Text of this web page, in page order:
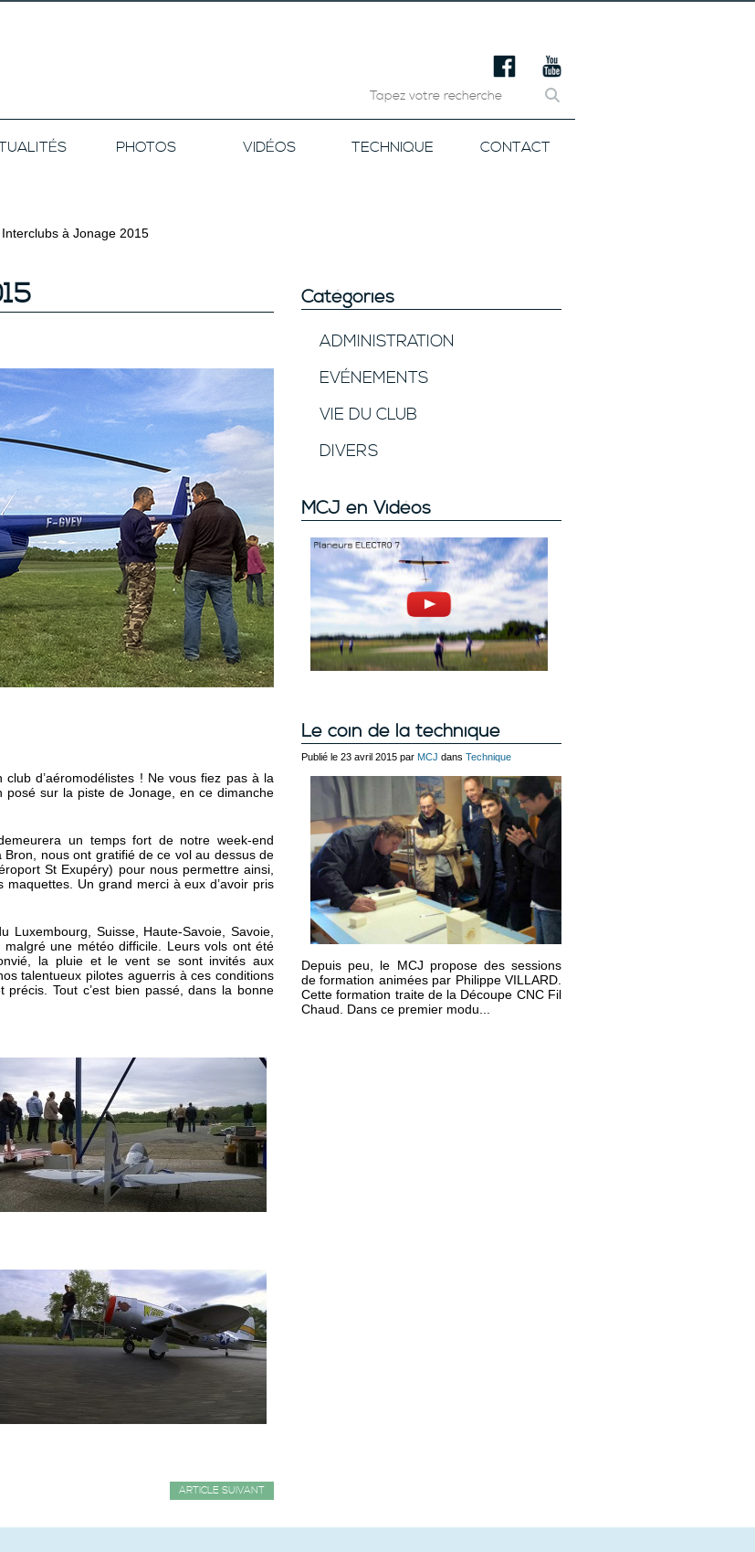
PHOTOS VIDÉOS TECHNIQUE CONTACT
Interclubs à Jonage 2015
d’aéromodélistes ! Ne vous fiez pas à la
posé sur la piste de Jonage, en ce dimanche
un temps fort de notre week-end
nous ont gratifié de ce vol au dessus de
St Exupéry) pour nous permettre ainsi,
Un grand merci à eux d’avoir pris
Suisse, Haute-Savoie, Savoie,
une météo difficile. Leurs vols ont été
la pluie et le vent se sont invités aux
talentueux pilotes aguerris à ces conditions
Tout c’est bien passé, dans la bonne
ARTICLE SUIVANT
Catégories
ADMINISTRATION
EVÉNEMENTS
VIE DU CLUB
DIVERS
MCJ en Vidéos
Le coin de la technique
Publié le 23 avril 2015 par MCJ dans Technique
Depuis peu, le MCJ propose des sessions
de formation animées par Philippe VILLARD.
Cette formation traite de la Découpe CNC Fil
Chaud. Dans ce premier modu...